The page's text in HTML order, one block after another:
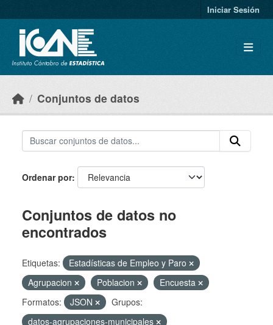
Iniciar Sesión
Conjuntos de datos
Ordenar por
Conjuntos de datos no
encontrados
Etiquetas:
Estadísticas de Empleo y Paro
Agrupacion
Poblacion
Encuesta
Formatos:
JSON
Grupos:
datos-agrupaciones-municipales